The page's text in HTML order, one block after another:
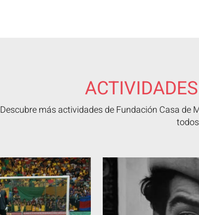
Descubre más actividades de Fundación Casa de